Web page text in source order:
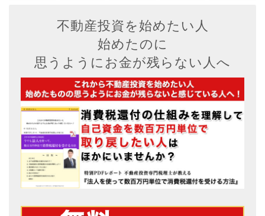
不動産投資を始めたい人
始めたのに
思うようにお金が残らない人へ